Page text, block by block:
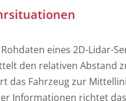
eines 2D-Lidar-
den relativen Abstand
das Fahrzeug zur
Informationen richtet das